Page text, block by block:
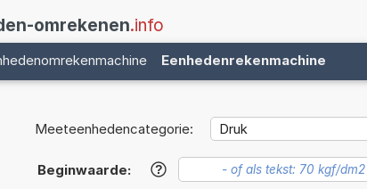
omrekenen.info
Eenhedenrekenmachine
Meeteenhedencategorie:
Beginwaarde: ?